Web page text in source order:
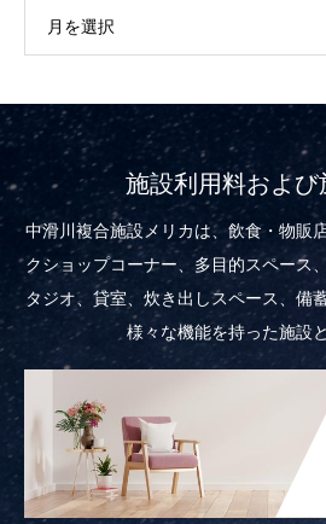
月を選択
施設利用料および
中滑川複合施設メリカは、飲食・物販
クショップコーナー、多目的スペース
タジオ、貸室、炊き出しスペース、備
様々な機能を持った施設